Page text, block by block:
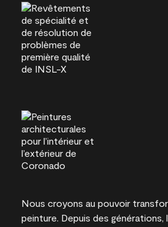
Nous croyons au pouvoir
peinture. Depuis des